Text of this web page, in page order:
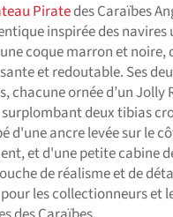
Piratedes Caraïbes
inspirée des
coque marron et
et redoutable. Ses
chacune ornée d’un Jolly
deux tibias
d'une ancre levée sur le
et d'une petite cabine
de réalisme et de
les collectionneurs et